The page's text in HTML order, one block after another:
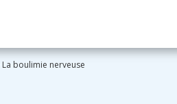
La boulimie nerveuse